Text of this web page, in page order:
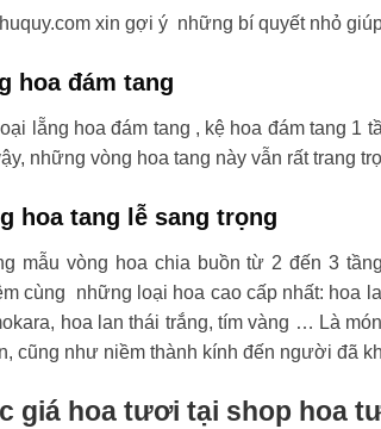
xin gợi ý những bí quyết nhỏ
hoa đám tang
lẵng hoa đám tang , kệ hoa đám tang 1
những vòng hoa tang này vẫn rất trang
hoa tang lễ sang trọng
mẫu vòng hoa chia buồn từ 2 đến 3
cùng những loại hoa cao cấp nhất: hoa
hoa lan thái trắng, tím vàng … Là
cũng như niềm thành kính đến người đã
giá hoa tươi tại shop hoa